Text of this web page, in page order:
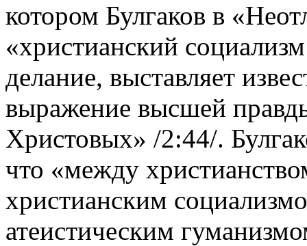
котором Булгаков в
«христианский
делание, выставляет
выражение высшей
Христовых» /2:44/.
что «между
христианским
атеистическим